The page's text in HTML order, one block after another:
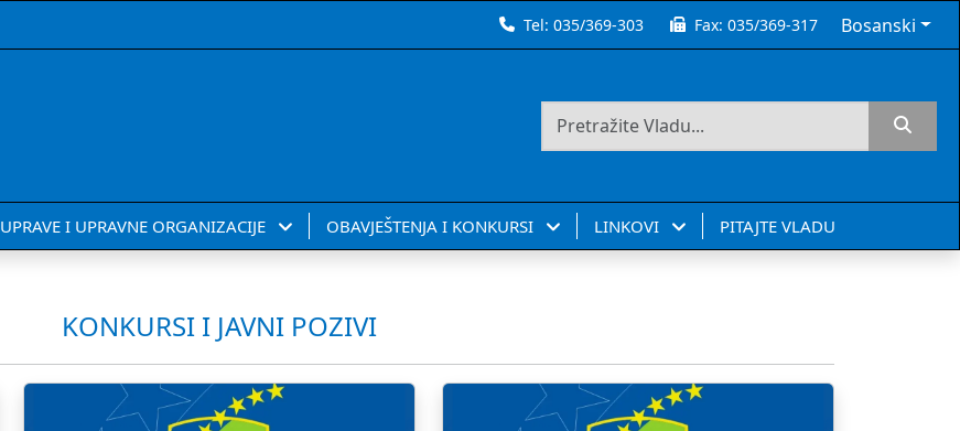
Tel:035/369-303 Fax:035/369-317 Bosanski
UPRAVE I UPRAVNE ORGANIZACIJE OBAVJEŠTENJA I KONKURSI LINKOVI PITAJTE VLADU
KONKURSI I JAVNI POZIVI